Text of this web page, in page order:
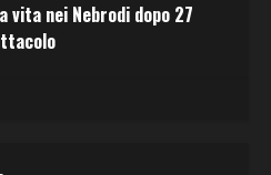
vita nei Nebrodi dopo 27